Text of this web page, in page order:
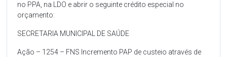
no PPA, na LDO e abrir o seguinte crédito especial no
orçamento:
SECRETARIA MUNICIPAL DE SAÚDE
Ação – 1254 – FNS Incremento PAP de custeio através de